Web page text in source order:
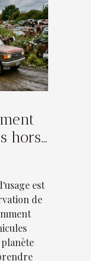
hors
il
est
de